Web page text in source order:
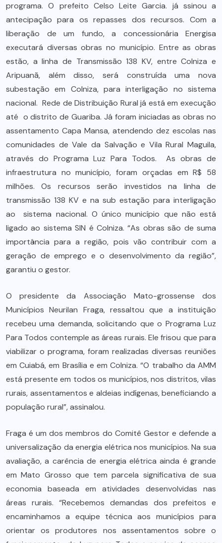
programa. O prefeito Celso Leite Garcia. já ssinou a
antecipação para os repasses dos recursos. Com a
liberação de um fundo, a concessionária Energisa
executará diversas obras no município. Entre as obras
estão, a linha de Transmissão 138 KV, entre Colniza e
Aripuanã, além disso, será construída uma nova
subestação em Colniza, para interligação no sistema
nacional. Rede de Distribuição Rural já está em execução
até o distrito de Guariba. Já foram iniciadas as obras no
assentamento Capa Mansa, atendendo dez escolas nas
comunidades de Vale da Salvação e Vila Rural Maguila,
através do Programa Luz Para Todos. As obras de
infraestrutura no município, foram orçadas em R$ 58
milhões. Os recursos serão investidos na linha de
transmissão 138 KV e na sub estação para interligação
ao sistema nacional. O único município que não está
ligado ao sistema SIN é Colniza. “As obras são de suma
importância para a região, pois vão contribuir com a
geração de emprego e o desenvolvimento da região”,
garantiu o gestor.
O presidente da Associação Mato-grossense dos
Municípios Neurilan Fraga, ressaltou que a instituição
recebeu uma demanda, solicitando que o Programa Luz
Para Todos contemple as áreas rurais. Ele frisou que para
viabilizar o programa, foram realizadas diversas reuniões
em Cuiabá, em Brasília e em Colniza. “O trabalho da AMM
está presente em todos os municípios, nos distritos, vilas
rurais, assentamentos e aldeias indígenas, beneficiando a
população rural”, assinalou.
Fraga é um dos membros do Comitê Gestor e defende a
universalização da energia elétrica nos municípios. Na sua
avaliação, a carência de energia elétrica ainda é grande
em Mato Grosso que tem parcela significativa de sua
economia baseada em atividades desenvolvidas nas
áreas rurais. “Recebemos demandas dos prefeitos e
encaminhamos a equipe técnica aos municípios para
orientar os produtores nos assentamentos sobre o